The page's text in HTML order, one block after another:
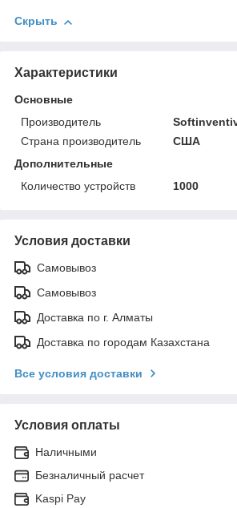
Скрыть
Характеристики
Основные
Производитель
Страна производитель
США
Дополнительные
Количество устройств
1000
Условия доставки
Самовывоз
Самовывоз
Доставка по г. Алматы
Доставка по городам Казахстана
Все условия доставки
Условия оплаты
Наличными
Безналичный расчет
Kaspi Pay